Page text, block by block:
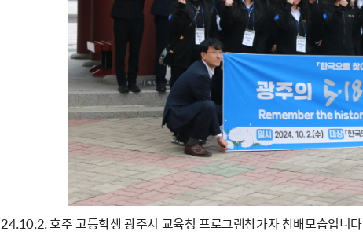
24.10.2. 호주 고등학생 광주시 교육청 프로그램참가자 참배모습입니다